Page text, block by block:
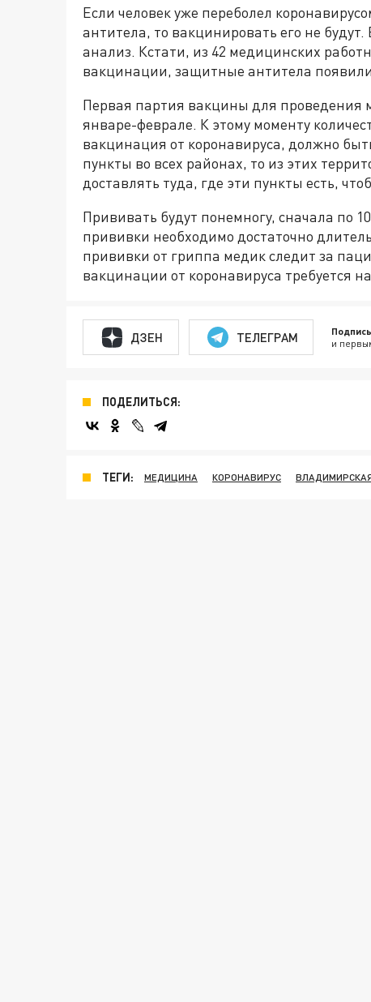
Если человек уже переболел
антитела, то вакцинировать его не
анализ. Кстати, из 42 медицинских
вакцинации, защитные антитела
Первая партия вакцины для проведения
январе-феврале. К этому моменту
вакцинация от коронавируса, должно
пункты во всех районах, то из этих
доставлять туда, где эти пункты есть,
Прививать будут понемногу, сначала по
прививки необходимо достаточно
прививки от гриппа медик следит за
вакцинации от коронавируса требуется
ДЗЕН ТЕЛЕГРАМ и
ПОДЕЛИТЬСЯ:
ТЕГИ: МЕДИЦИНА КОРОНАВИРУС